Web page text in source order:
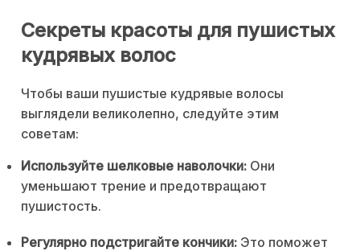
Секреты красоты для пушистых
кудрявых волос
Чтобы ваши пушистые кудрявые волосы
выглядели великолепно, следуйте этим
советам:
Используйте шелковые наволочки: Они
уменьшают трение и предотвращают
пушистость.
Регулярно подстригайте кончики: Это поможет